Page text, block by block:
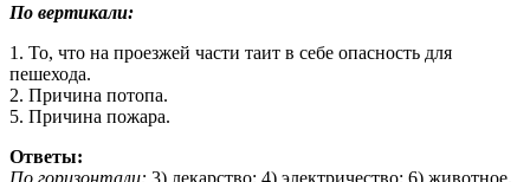
По вертикали:
1. То, что на проезжей части таит в себе опасность для
пешехода.
2. Причина потопа.
5. Причина пожара.
Ответы:
По горизонтали: 3) лекарство; 4) электричество; 6) животное.